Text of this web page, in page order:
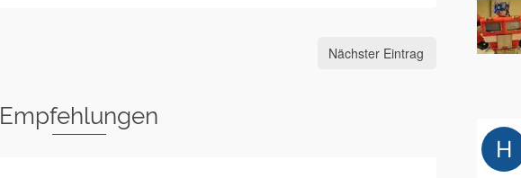
Nächster Eintrag
Empfehlungen